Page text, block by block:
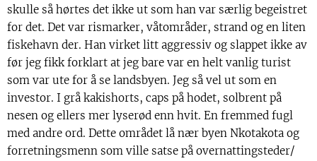
skulle så hørtes det ikke ut som han var særlig begeistret
for det. Det var rismarker, våtområder, strand og en liten
fiskehavn der. Han virket litt aggressiv og slappet ikke av
før jeg fikk forklart at jeg bare var en helt vanlig turist
som var ute for å se landsbyen. Jeg så vel ut som en
investor. I grå kakishorts, caps på hodet, solbrent på
nesen og ellers mer lyserød enn hvit. En fremmed fugl
med andre ord. Dette området lå nær byen Nkotakota og
forretningsmenn som ville satse på overnattingsteder/